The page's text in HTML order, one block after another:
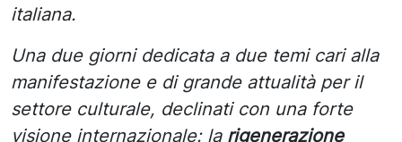
italiana.
Una due giorni dedicata a due temi cari alla
manifestazione e di grande attualità per il
settore culturale, declinati con una forte
visione internazionale: larigenerazione